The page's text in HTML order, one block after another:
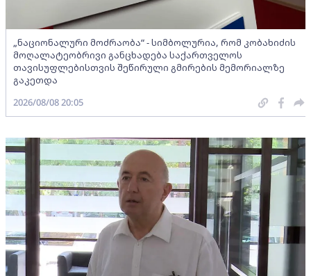
„ნაციონალური მოძრაობა“ - სიმბოლურია, რომ კობახიძის
მოღალატეობრივი განცხადება საქართველოს
თავისუფლებისთვის შეწირული გმირების მემორიალზე
გაკეთდა
2026/08/08 20:05